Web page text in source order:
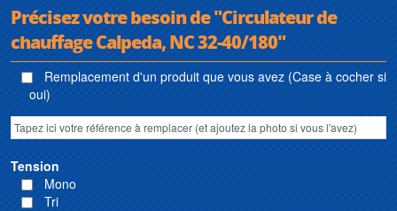
Précisez votre besoin de "Circulateur de
chauffage Calpeda, NC 32-40/180"
Remplacement d'un produit que vous avez (Case à cocher si
oui)
Tension
Mono
Tri